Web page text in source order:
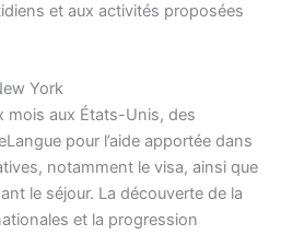
et aux activités proposées
York
mois aux États-Unis, des
pour l’aide apportée dans
notamment le visa, ainsi que
le séjour. La découverte de la
et la progression